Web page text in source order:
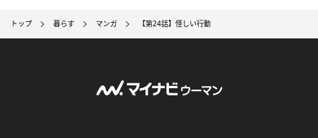
トップ 暮らす マンガ 【第24話】怪しい行動